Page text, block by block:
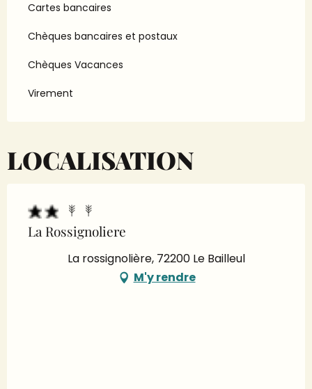
Cartes bancaires
Chèques bancaires et postaux
Chèques Vacances
Virement
LOCALISATION
La Rossignoliere
La rossignolière, 72200 Le Bailleul
M'y rendre